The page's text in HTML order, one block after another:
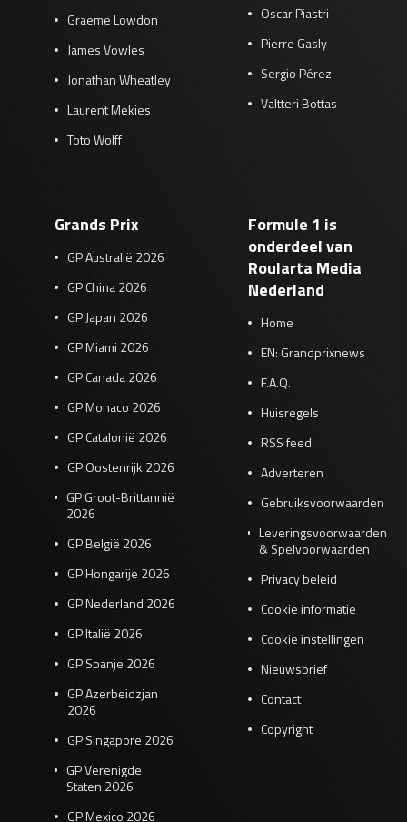
Graeme Lowdon
James Vowles
Jonathan Wheatley
Laurent Mekies
Toto Wolff
Oscar Piastri
Pierre Gasly
Sergio Pérez
Valtteri Bottas
Grands Prix
GP Australië 2026
GP China 2026
GP Japan 2026
GP Miami 2026
GP Canada 2026
GP Monaco 2026
GP Catalonië 2026
GP Oostenrijk 2026
GP Groot-Brittannië
2026
GP België 2026
GP Hongarije 2026
GP Nederland 2026
GP Italië 2026
GP Spanje 2026
GP Azerbeidzjan
2026
GP Singapore 2026
GP Verenigde
Staten 2026
GP Mexico 2026
Formule 1 is
onderdeel van
Roularta Media
Nederland
Home
EN: Grandprixnews
F.A.Q.
Huisregels
RSS feed
Adverteren
Gebruiksvoorwaarden
Leveringsvoorwaarden
& Spelvoorwaarden
Privacy beleid
Cookie informatie
Cookie instellingen
Nieuwsbrief
Contact
Copyright